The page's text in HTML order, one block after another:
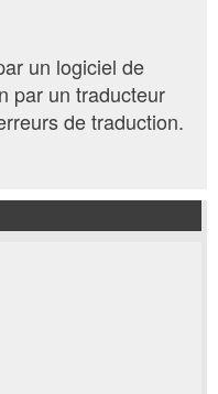
un logiciel de
par un traducteur
de traduction.